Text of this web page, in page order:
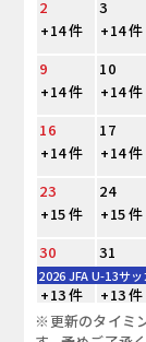
2
3
+14 件
+14 件
9
10
+14 件
+14 件
16
17
+14 件
+14 件
23
24
+15 件
+15 件
30
31
2026 JFA U-13サ
+13 件 +13 件
※更新のタイミ